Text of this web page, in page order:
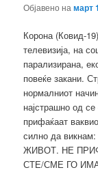
Објавено намарт
Корона (Ковид-
телевизија, на
парализирана,
повеќе закани.
нормалниот
најстрашно од
прифаќаат
силно да
ЖИВОТ. НЕ
СТЕ/СМЕ ГО